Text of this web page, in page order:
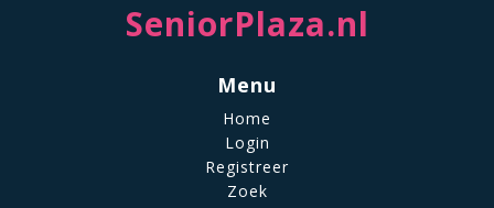
SeniorPlaza.nl
Menu
Home
Login
Registreer
Zoek